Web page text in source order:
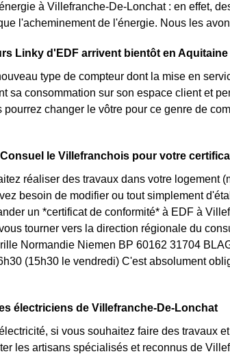
à Villefranche-De-Lonchat : en effet,
l'acheminement de l'énergie. Nous les
Linky d'EDF arrivent bientôt en Aquitaine
type de compteur dont la mise en
sa consommation sur son espace client et
pourrez changer le vôtre pour ce genre de
le Villefranchois pour votre
réaliser des travaux dans votre logement
besoin de modifier ou tout simplement
un *certificat de conformité* à EDF à
tourner vers la direction régionale du
Normandie Niemen BP 60162 31704
(15h30 le vendredi) C'est absolument
électriciens de Villefranche-De-Lonchat
si vous souhaitez faire des travaux
les artisans spécialisés et reconnus de